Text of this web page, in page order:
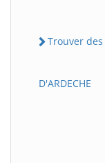
Trouver des
D'ARDECHE